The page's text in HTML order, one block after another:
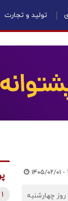
تولید و تجارت
۰۲/۰۱ - ۱۱:۱۹
اقتصادنیوز: خبرگزاری رویترز نیز به نقل از یک منبع پاکستانی درگیر در مذاکرات گزارش داد که آتش‌بس ساعت ۲۰:۰۰ روز چهارشنبه
1